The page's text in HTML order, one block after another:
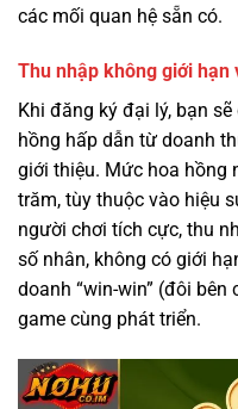
các mối quan hệ sẵn có.
Thu nhập không giới hạn
Khi đăng ký đại lý, bạn
hồng hấp dẫn từ doanh
giới thiệu. Mức hoa hồng
trăm, tùy thuộc vào hiệu
người chơi tích cực, thu
số nhân, không có giới
doanh “win-win” (đôi
game cùng phát triển.